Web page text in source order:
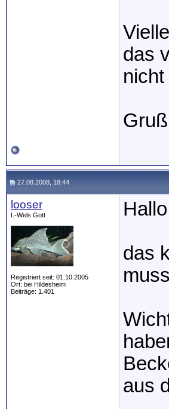
das
27.08.2008, 18:44
looser
L-Wels Gott
Registriert seit: 01.10.2005
Ort: bei Hildesheim
Beiträge: 1.401
das
aus